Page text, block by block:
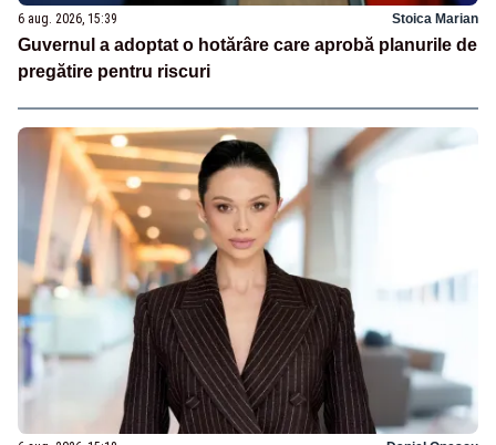
6 aug. 2026, 15:39 Stoica Marian
Guvernul a adoptat o hotărâre care aprobă planurile de
pregătire pentru riscuri